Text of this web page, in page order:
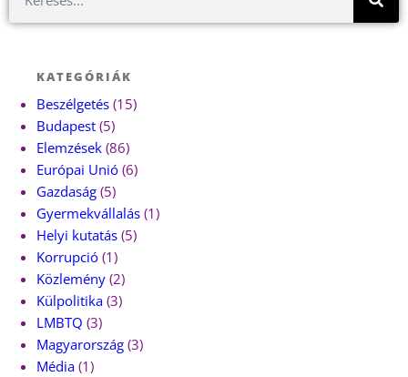
KATEGÓRIÁK
Beszélgetés (15)
Budapest (5)
Elemzések (86)
Európai Unió (6)
Gazdaság (5)
Gyermekvállalás (1)
Helyi kutatás (5)
Korrupció (1)
Közlemény (2)
Külpolitika (3)
LMBTQ (3)
Magyarország (3)
Média (1)